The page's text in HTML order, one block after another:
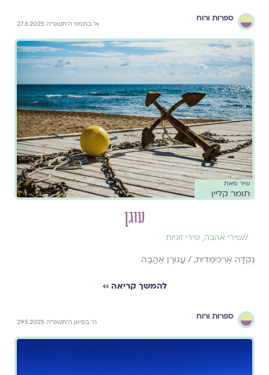
ספרות ורוח
א׳ בתמוז ה׳תשפ״ה 27.6.2025
שיר מאת
תומר קליין
עוגן
//שירי אהבה, שירי זוגיות
נְקֻדָּה אַרְכִימֵדִית, / עֲגוּרָן אַהֲבָה
להמשך קריאה ››
ספרות ורוח
ה׳ בסיוון ה׳תשפ״ה 29.5.2025